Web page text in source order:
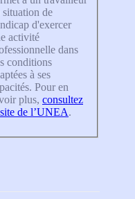
situation de
d'exercer
activité
dans
conditions
à ses
Pour en
plus, consultez
de l’UNEA.